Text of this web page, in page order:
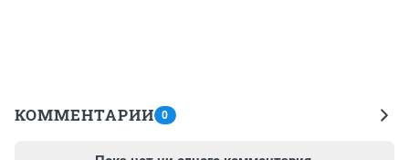
КОММЕНТАРИИ 0